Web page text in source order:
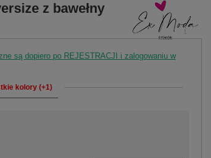
z bawełny
są dopiero po REJESTRACJI i zalogowaniu w
kolory (+1)